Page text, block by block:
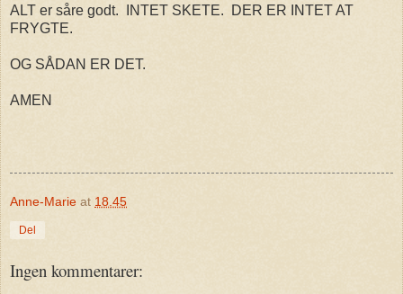
ALT er såre godt. INTET SKETE. DER ER INTET AT
FRYGTE.
OG SÅDAN ER DET.
AMEN
Anne-Marie at 18.45
Del
Ingen kommentarer: